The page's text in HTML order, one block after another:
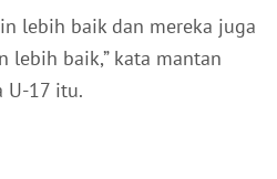
lebih baik dan mereka juga
lebih baik,” kata mantan
U-17 itu.